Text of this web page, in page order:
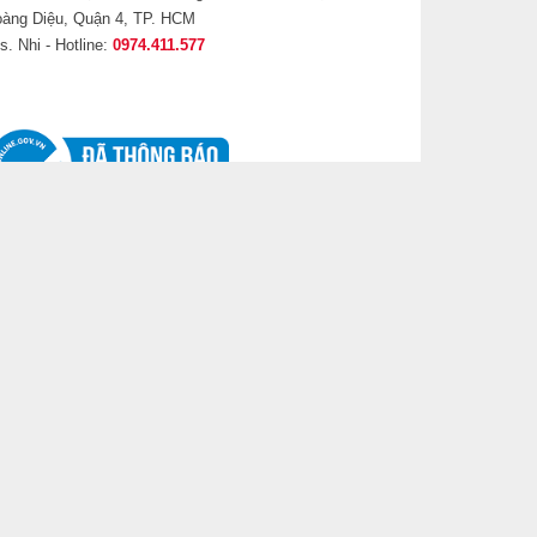
Diệu, Quận 4, TP. HCM
Nhi - Hotline: 0974.411.577